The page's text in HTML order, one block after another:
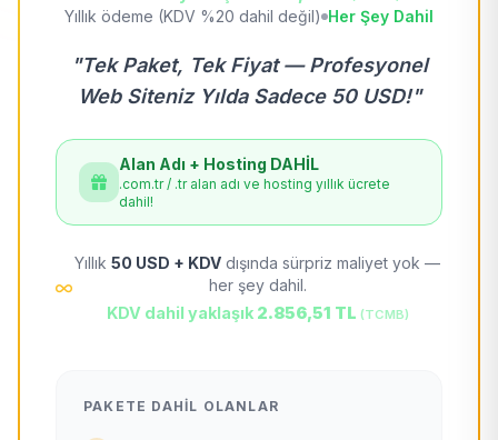
Yıllık ödeme (KDV %20 dahil değil) Her Şey Dahil
"Tek Paket, Tek Fiyat — Profesyonel
Web Siteniz Yılda Sadece 50 USD!"
Alan Adı + Hosting DAHİL
.com.tr / .tr alan adı ve hosting yıllık ücrete
dahil!
Yıllık 50 USD + KDV dışında sürpriz maliyet yok —
her şey dahil.
KDV dahil yaklaşık 2.856,51 TL (TCMB)
PAKETE DAHIL OLANLAR